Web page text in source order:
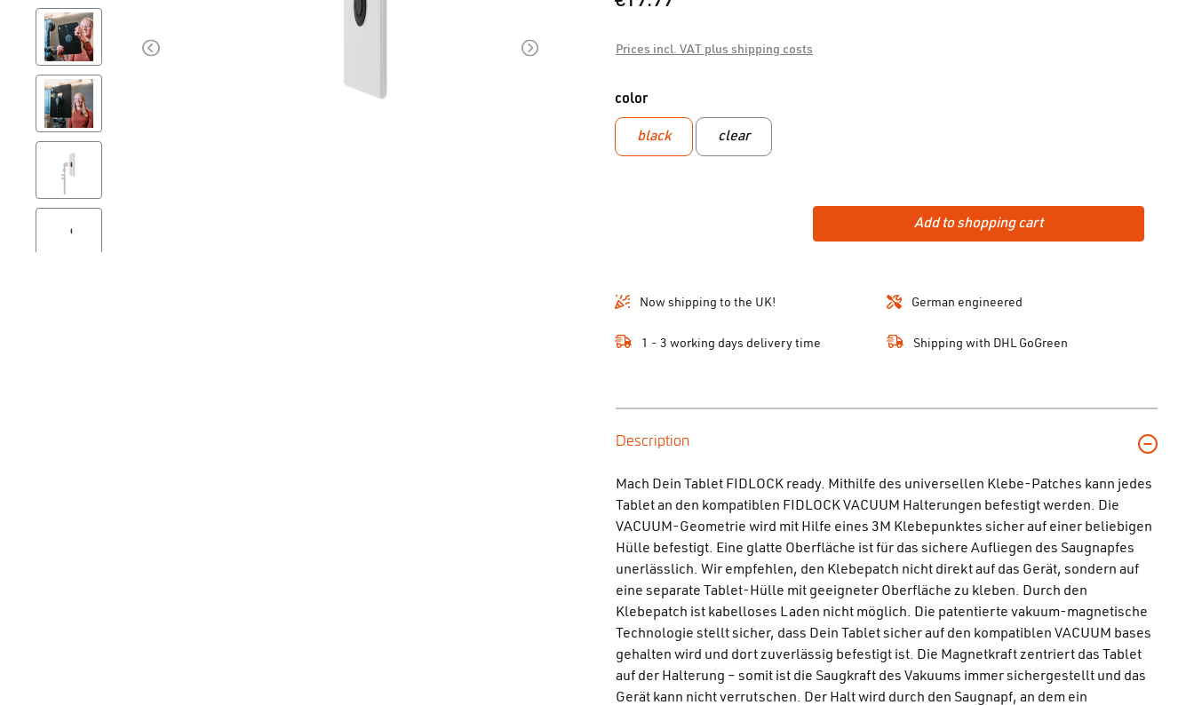
Prices incl. VAT plus shipping costs
Select
color
black clear
Add to shopping cart
Now shipping to the UK! German engineered
1 - 3 working days delivery time Shipping with DHL GoGreen
Description
Mach Dein Tablet FIDLOCK ready. Mithilfe des universellen Klebe-Patches kann jedes
Tablet an den kompatiblen FIDLOCK VACUUM Halterungen befestigt werden. Die
VACUUM-Geometrie wird mit Hilfe eines 3M Klebepunktes sicher auf einer beliebigen
Hülle befestigt. Eine glatte Oberfläche ist für das sichere Aufliegen des Saugnapfes
unerlässlich. Wir empfehlen, den Klebepatch nicht direkt auf das Gerät, sondern auf
eine separate Tablet-Hülle mit geeigneter Oberfläche zu kleben. Durch den
Klebepatch ist kabelloses Laden nicht möglich. Die patentierte vakuum-magnetische
Technologie stellt sicher, dass Dein Tablet sicher auf den kompatiblen VACUUM bases
gehalten wird und dort zuverlässig befestigt ist. Die Magnetkraft zentriert das Tablet
auf der Halterung – somit ist die Saugkraft des Vakuums immer sichergestellt und das
Gerät kann nicht verrutschen. Der Halt wird durch den Saugnapf, an dem ein